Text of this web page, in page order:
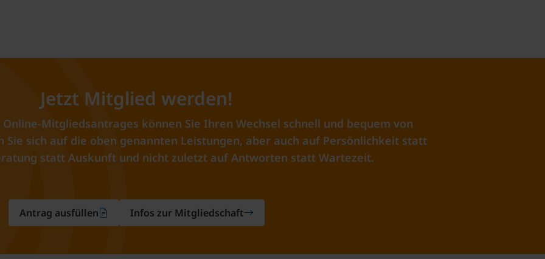
Jetzt Mitglied werden!
Mitgliedsantrages können Sie Ihren Wechsel schnell und bequem von
Sie sich auf die oben genannten Leistungen, aber auch auf Persönlichkeit statt
statt Auskunft und nicht zuletzt auf Antworten statt Wartezeit.
Antrag ausfüllen Infos zur Mitgliedschaft